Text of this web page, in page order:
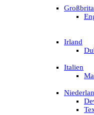
Irland
Italien